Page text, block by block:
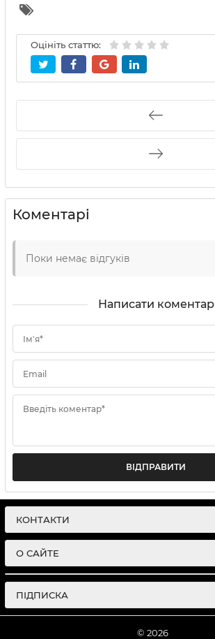
Оцініть статтю:
Коментарі
Поки немає відгуків
Написати коментар
Ім'я*
Email
Введіть коментар*
ВІДПРАВИТИ
КОНТАКТИ
О САЙТЕ
ПІДПИСКА
© 2026